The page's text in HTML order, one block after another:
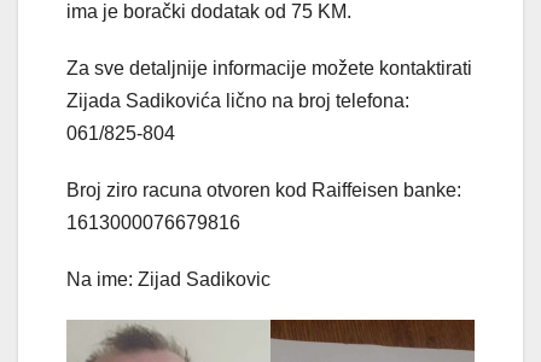
ima je borački dodatak od 75 KM.
Za sve detaljnije informacije možete kontaktirati
Zijada Sadikovića lično na broj telefona:
061/825-804
Broj ziro racuna otvoren kod Raiffeisen banke:
1613000076679816
Na ime: Zijad Sadikovic